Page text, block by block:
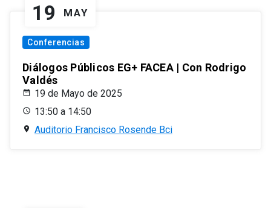
19 MAY
Conferencias
Diálogos Públicos EG+ FACEA | Con Rodrigo
Valdés
19 de Mayo de 2025
13:50 a 14:50
Auditorio Francisco Rosende Bci